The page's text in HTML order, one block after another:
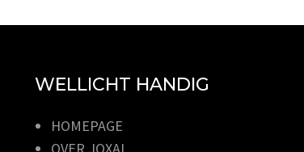
WELLICHT HANDIG
HOMEPAGE